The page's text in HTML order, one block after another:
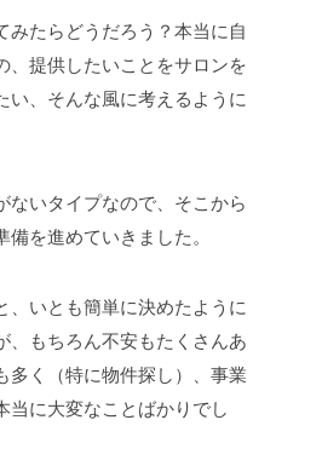
みたらどうだろう？本当に自
、提供したいことをサロンを
い、そんな風に考えるように
ないタイプなので、そこから
備を進めていきました。
、いとも簡単に決めたように
、もちろん不安もたくさんあ
多く（特に物件探し）、事業
当に大変なことばかりでし